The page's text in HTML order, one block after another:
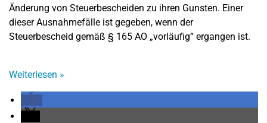
Änderung von Steuerbescheiden zu ihren Gunsten. Einer
dieser Ausnahmefälle ist gegeben, wenn der
Steuerbescheid gemäß § 165 AO „vorläufig“ ergangen ist.
Weiterlesen »